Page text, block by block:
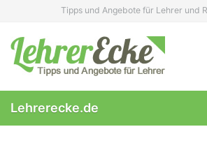
content
Tipps und Angebote für Lehrer und
Lehrerecke.de